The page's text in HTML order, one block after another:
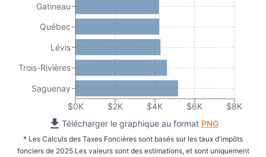
$0K $2K $4K $6K $8K
Gatineau
Québec
Lévis
Trois-Rivières
Saguenay
Télécharger le graphique au format PNG
* Les Calculs des Taxes Foncières sont basés sur les taux d'impôts
fonciers de 2025.Les valeurs sont des estimations, et sont uniquement